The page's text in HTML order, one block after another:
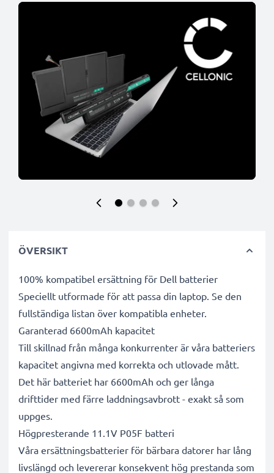
ÖVERSIKT
100% kompatibel ersättning för Dell batterier
Speciellt utformade för att passa din laptop. Se den
fullständiga listan över kompatibla enheter.
Garanterad 6600mAh kapacitet
Till skillnad från många konkurrenter är våra batteriers
kapacitet angivna med korrekta och utlovade mått.
Det här batteriet har 6600mAh och ger långa
drifttider med färre laddningsavbrott - exakt så som
uppges.
Högpresterande 11.1V P05F batteri
Våra ersättningsbatterier för bärbara datorer har lång
livslängd och levererar konsekvent hög prestanda som